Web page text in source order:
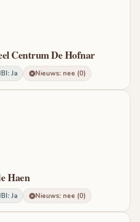
Centrum De Hofnar
Ja Nieuws: nee (0)
Haen
Ja Nieuws: nee (0)